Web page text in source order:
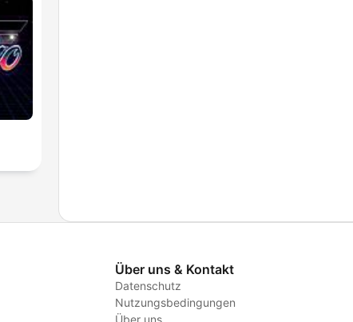
Über uns & Kontakt
Datenschutz
Nutzungsbedingungen
Über uns